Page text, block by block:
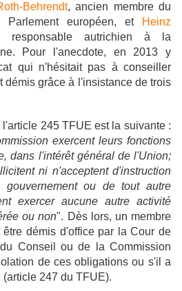
Behrendt, ancien membre du
européen, et
Heinz
autrichien à la
Pour l'anecdote, en 2013 y
qui n'hésitait pas à conseiller
démis grâce à l'insistance de trois
245 TFUE est la suivante :
exercent leurs fonctions
dans l'intérêt général de l'Union;
ni n'acceptent d'instruction
gouvernement ou de tout autre
exercer aucune autre activité
ou non". Dès lors, un membre
démis d'office par la Cour de
Conseil ou de la Commission
de ces obligations ou s'il a
247 du TFUE).